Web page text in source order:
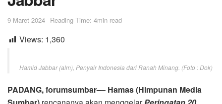
9 Maret 2024 Reading Time: 4min read
Views: 1,360
Hamid Jabbar (alm), Penyair Indonesia dari Ranah Minang. (Foto : Dok)
PADANG, forumsumbar–– Hamas (Himpunan Media